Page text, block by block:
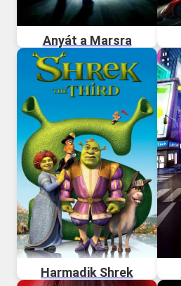
Anyát a Marsra
Harmadik Shrek